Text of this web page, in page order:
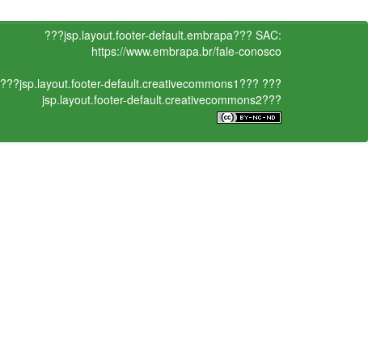
???jsp.layout.footer-default.embrapa??? SAC:
https://www.embrapa.br/fale-conosco
???jsp.layout.footer-default.creativecommons1??? ???
jsp.layout.footer-default.creativecommons2???